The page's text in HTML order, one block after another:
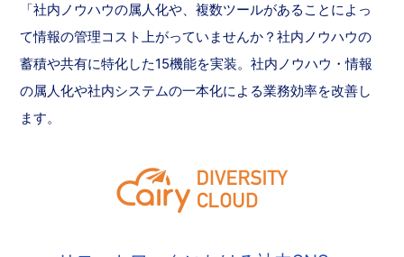
「社内ノウハウの属人化や、複数ツールがあることによっ
て情報の管理コスト上がっていませんか？社内ノウハウの
蓄積や共有に特化した15機能を実装。社内ノウハウ・情報
の属人化や社内システムの一本化による業務効率を改善し
ます。